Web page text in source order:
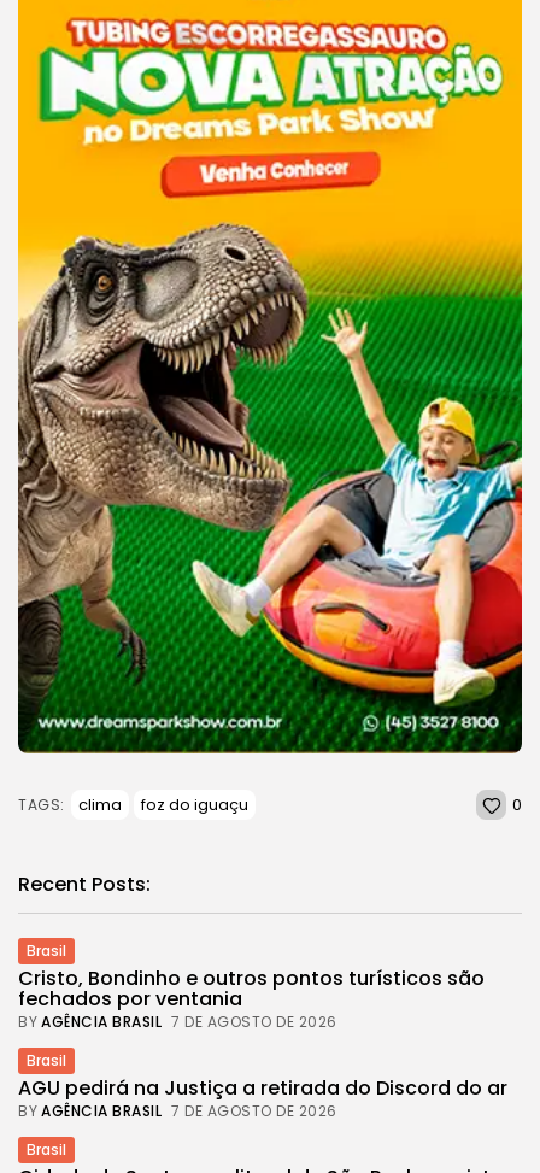
TAGS: clima foz do iguaçu 0
Recent Posts:
Brasil
Cristo, Bondinho e outros pontos turísticos são
fechados por ventania
BYAGÊNCIA BRASIL 7 DE AGOSTO DE 2026
Brasil
AGU pedirá na Justiça a retirada do Discord do ar
BYAGÊNCIA BRASIL 7 DE AGOSTO DE 2026
Brasil